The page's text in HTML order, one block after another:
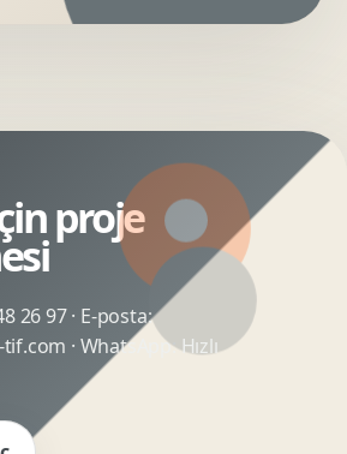
proje
26 97· E-posta:
tif.com · WhatsApp:Hızlı